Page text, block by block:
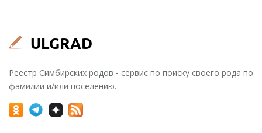
Реестр Симбирских родов - сервис по поиску своего рода по
фамилии и/или поселению.